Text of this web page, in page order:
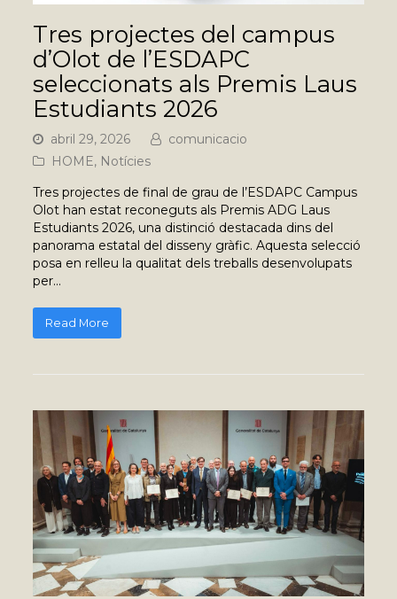
Tres projectes del campus
d’Olot de l’ESDAPC
seleccionats als Premis Laus
Estudiants 2026
abril 29, 2026
comunicacio
HOME, Notícies
Tres projectes de final de grau de l’ESDAPC Campus
Olot han estat reconeguts als Premis ADG Laus
Estudiants 2026, una distinció destacada dins del
panorama estatal del disseny gràfic. Aquesta selecció
posa en relleu la qualitat dels treballs desenvolupats
per…
Read More